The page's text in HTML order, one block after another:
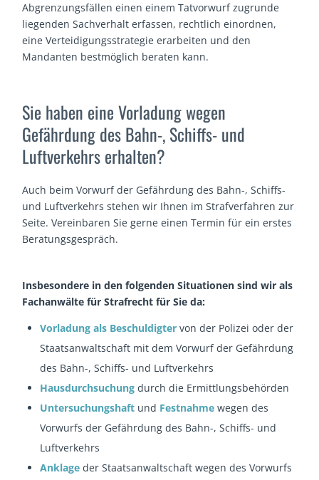
Abgrenzungsfällen einen einem Tatvorwurf zugrunde
liegenden Sachverhalt erfassen, rechtlich einordnen,
eine Verteidigungsstrategie erarbeiten und den
Mandanten bestmöglich beraten kann.
Sie haben eine Vorladung wegen
Gefährdung des Bahn-, Schiffs- und
Luftverkehrs erhalten?
Auch beim Vorwurf der Gefährdung des Bahn-, Schiffs-
und Luftverkehrs stehen wir Ihnen im Strafverfahren zur
Seite. Vereinbaren Sie gerne einen Termin für ein erstes
Beratungsgespräch.
Insbesondere in den folgenden Situationen sind wir als
Fachanwälte für Strafrecht für Sie da:
Vorladung als Beschuldigter von der Polizei oder der
Staatsanwaltschaft mit dem Vorwurf der Gefährdung
des Bahn-, Schiffs- und Luftverkehrs
Hausdurchsuchung durch die Ermittlungsbehörden
Untersuchungshaft und Festnahme wegen des
Vorwurfs der Gefährdung des Bahn-, Schiffs- und
Luftverkehrs
Anklage der Staatsanwaltschaft wegen des Vorwurfs